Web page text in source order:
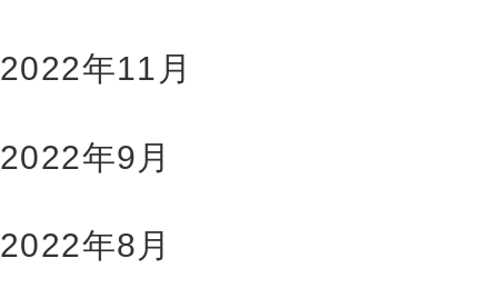
2022年11月
2022年9月
2022年8月